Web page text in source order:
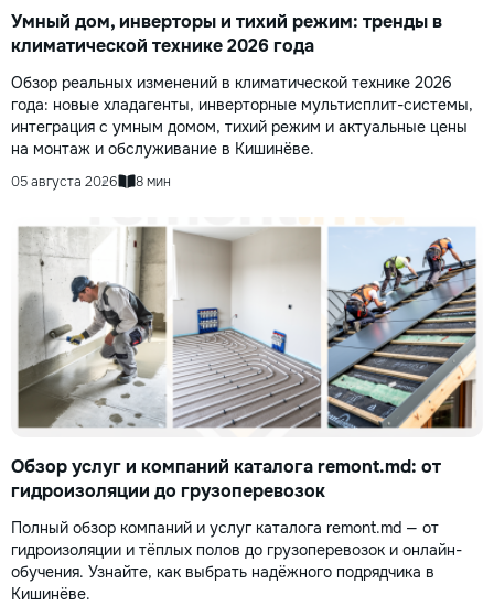
Умный дом, инверторы и тихий режим: тренды в
климатической технике 2026 года
Обзор реальных изменений в климатической технике 2026
года: новые хладагенты, инверторные мультисплит-системы,
интеграция с умным домом, тихий режим и актуальные цены
на монтаж и обслуживание в Кишинёве.
05 августа 2026 8 мин
Обзор услуг и компаний каталога remont.md: от
гидроизоляции до грузоперевозок
Полный обзор компаний и услуг каталога remont.md — от
гидроизоляции и тёплых полов до грузоперевозок и онлайн-
обучения. Узнайте, как выбрать надёжного подрядчика в
Кишинёве.